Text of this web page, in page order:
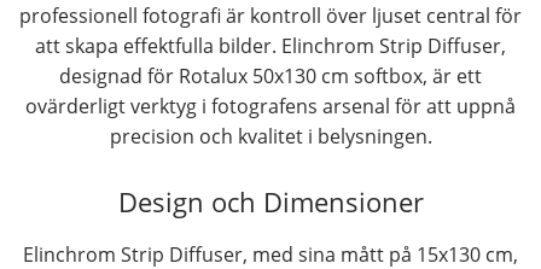
professionell fotografi är kontroll över ljuset central för
att skapa effektfulla bilder. Elinchrom Strip Diffuser,
designad för Rotalux 50x130 cm softbox, är ett
ovärderligt verktyg i fotografens arsenal för att uppnå
precision och kvalitet i belysningen.
Design och Dimensioner
Elinchrom Strip Diffuser, med sina mått på 15x130 cm,